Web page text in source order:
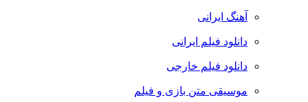
آهنگ ایرانی
دانلود فیلم ایرانی
دانلود فیلم خارجی
موسیقی متن بازی و فیلم